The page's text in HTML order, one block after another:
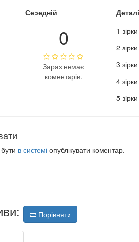
Середній
0
Зараз немає
коментарів.
Деталі
1 зірки
2 зірки
3 зірки
4 зірки
5 зірки
в системі опублікувати коментар.
Порівняти